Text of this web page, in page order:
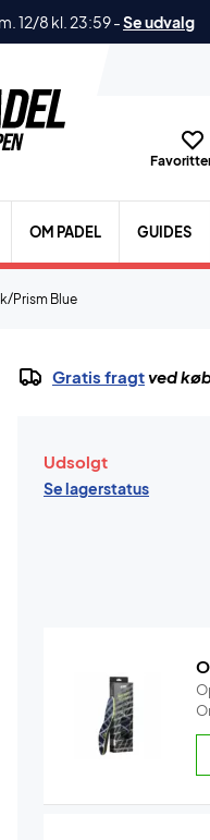
12/8 kl. 23:59-Se udvalg
OM PADEL GUIDES
Prism Blue
Gratis fragtved
Udsolgt
Se lagerstatus